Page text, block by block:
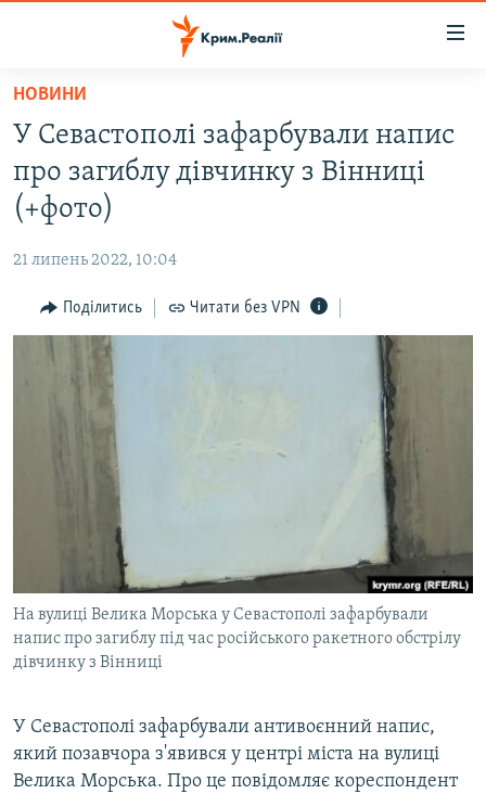
Перейти
основного
матеріалу
Перейти
до
основної
Перейти
до
пошуку
ВІДЕО ТА ФОТО
БЛОГИ
ПОГЛЯД
ВСЕ ЗА ДЕНЬ
СПЕЦПРОЕКТИ
ДЕПОРТАЦІЯ
ВІДЕОУРОКИ «ELIFBE»
СВІДЧЕННЯ ОКУПАЦІЇ
УКРАЇНСЬКА ПРОБЛЕМА КРИМУ
ІНФОГРАФІКА
ЯК ОБІЙТИ БЛОКУВАННЯ
ДОЛУЧАЙСЯ!
Усі сайти RFE/RL
НОВИНИ
У Севастополі зафарбували напис
про загиблу дівчинку з Вінниці
(+фото)
21 липень 2022, 10:04
Поділитись Читати без VPN
На вулиці Велика Морська у Севастополі зафарбували
напис про загиблу під час російського ракетного обстрілу
дівчинку з Вінниці
У Севастополі зафарбували антивоєнний напис,
який позавчора з'явився у центрі міста на вулиці
Велика Морська. Про це повідомляє кореспондент